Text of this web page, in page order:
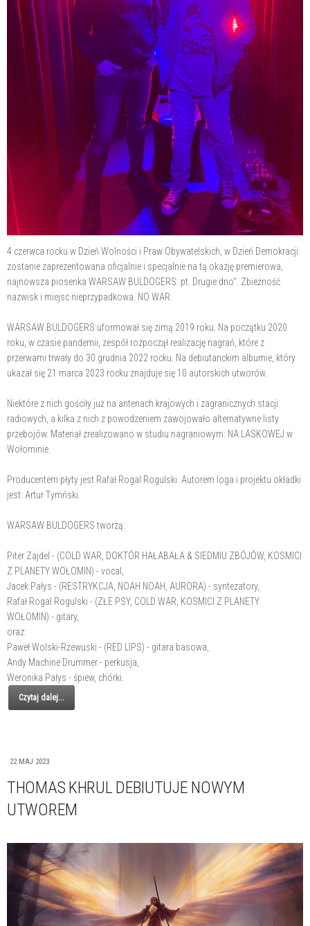
4 czerwca rocku w Dzień Wolności i Praw Obywatelskich, w Dzień Demokracji
zostanie zaprezentowana oficjalnie i specjalnie na tą okazję premierowa,
najnowsza piosenka WARSAW BULDOGERS: pt. Drugie dno". Zbieżność
nazwisk i miejsc nieprzypadkowa. NO WAR.
WARSAW BULDOGERS uformował się zimą 2019 roku. Na początku 2020
roku, w czasie pandemii, zespół rozpoczął realizację nagrań, które z
przerwami trwały do 30 grudnia 2022 rocku. Na debiutanckim albumie, który
ukazał się 21 marca 2023 rocku znajduje się 10 autorskich utworów.
Niektóre z nich gościły już na antenach krajowych i zagranicznych stacji
radiowych, a kilka z nich z powodzeniem zawojowało alternatywne listy
przebojów. Materiał zrealizowano w studiu nagraniowym: NA LASKOWEJ w
Wołominie.
Producentem płyty jest Rafał Rogal Rogulski. Autorem loga i projektu okładki
jest: Artur Tymński.
WARSAW BULDOGERS tworzą:
Piter Zajdel - (COLD WAR, DOKTÓR HAŁABAŁA & SIEDMIU ZBÓJÓW, KOSMICI
Z PLANETY WOŁOMIN) - vocal,
Jacek Pałys - (RESTRYKCJA, NOAH NOAH, AURORA) - syntezatory,
Rafał Rogal Rogulski - (ZŁE PSY, COLD WAR, KOSMICI Z PLANETY
WOŁOMIN) - gitary,
oraz:
Paweł Wolski-Rzewuski - (RED LIPS) - gitara basowa,
Andy Machine Drummer - perkusja,
Weronika Pałys - śpiew, chórki.
Czytaj dalej...
22 MAJ 2023
THOMAS KHRUL DEBIUTUJE NOWYM
UTWOREM